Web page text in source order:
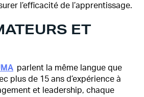
l’efficacité de l’apprentissage.
ET
parlent la même langue que
plus de 15 ans d’expérience à
et leadership, chaque